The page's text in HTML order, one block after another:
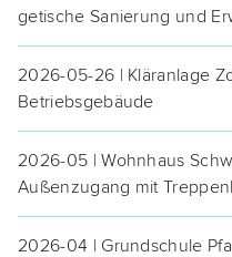
ge­ti­sche Sanie­rung und
2026-05-26 | Klär­an­la­ge
Betriebsgebäude
2026-05 | Wohn­haus
Außen­zu­gang mit
2026-04 | Grund­schu­le